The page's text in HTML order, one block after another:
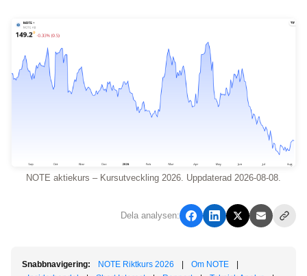
NOTE aktiekurs – Kursutveckling 2026. Uppdaterad 2026-08-08.
Dela analysen:
Snabbnavigering: NOTE Riktkurs 2026 Om NOTE